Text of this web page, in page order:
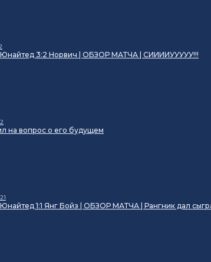
3:2 Норвич | ОБЗОР МАТЧА | СИИИИУУУУУ!!!
на вопрос о его будущем
1:1 Янг Бойз | ОБЗОР МАТЧА | Рангник дал